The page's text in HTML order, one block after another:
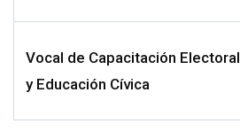
Vocal de Capacitación Electoral
y Educación Cívica